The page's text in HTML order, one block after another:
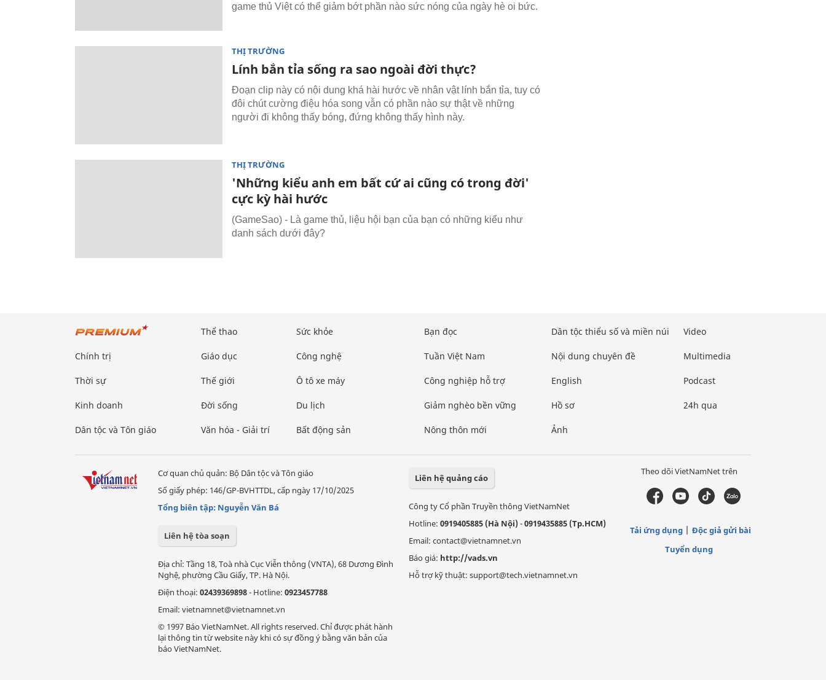
game thủ Việt có thể giảm bớt phần nào sức nóng của ngày hè oi bức.
THỊ TRƯỜNG
Lính bắn tỉa sống ra sao ngoài đời thực?
Đoạn clip này có nội dung khá hài hước về nhân vật lính bắn tỉa, tuy có
đôi chút cường điệu hóa song vẫn có phần nào sự thật về những
người đi không thấy bóng, đứng không thấy hình này.
THỊ TRƯỜNG
'Những kiểu anh em bất cứ ai cũng có trong đời'
cực kỳ hài hước
(GameSao) - Là game thủ, liệu hội bạn của bạn có những kiểu như
danh sách dưới đây?
Chính trị
Thời sự
Kinh doanh
Dân tộc và Tôn giáo
Thể thao
Giáo dục
Thế giới
Đời sống
Văn hóa - Giải trí
Sức khỏe
Công nghệ
Ô tô xe máy
Du lịch
Bất động sản
Bạn đọc
Tuần Việt Nam
Công nghiệp hỗ trợ
Giảm nghèo bền vững
Nông thôn mới
Dân tộc thiểu số và miền núi
Nội dung chuyên đề
English
Hồ sơ
Ảnh
Video
Multimedia
Podcast
24h qua
Cơ quan chủ quản: Bộ Dân tộc và Tôn giáo
Số giấy phép: 146/GP-BVHTTDL, cấp ngày 17/10/2025
Tổng biên tập: Nguyễn Văn Bá
Liên hệ tòa soạn
Địa chỉ: Tầng 18, Toà nhà Cục Viễn thông (VNTA), 68 Dương Đình
Nghệ, phường Cầu Giấy, TP. Hà Nội.
Điện thoại: 02439369898- Hotline: 0923457788
Email: vietnamnet@vietnamnet.vn
© 1997 Báo VietNamNet. All rights reserved. Chỉ được phát hành
lại thông tin từ website này khi có sự đồng ý bằng văn bản của
báo VietNamNet.
Liên hệ quảng cáo
Công ty Cổ phần Truyền thông VietNamNet
Hotline: 0919405885 (Hà Nội)-0919435885 (Tp.HCM)
Email: contact@vietnamnet.vn
Báo giá: http://vads.vn
Hỗ trợ kỹ thuật: support@tech.vietnamnet.vn
Theo dõi VietNamNet trên
Tải ứng dụng
Độc giả gửi bài
Tuyển dụng